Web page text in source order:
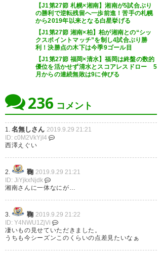
ス #清水エスパルス
https://t.co/9uvCxnqCCU
— 松原ミホ (mihomatsu0704)
2019, 9月 29
言うことなし！ 勝利！勝利！完
勝！ #spulse
— harukanashimizu
(harukanashimizu)2019, 9月
29
エスパルス、勝ったーーーーー
🙌✨しかも、6-0で勝ったーーー
【J1第27節 札幌×湘南】湘南が5試合ぶり
の勝利で逆転残留へ一歩前進！苦手の札幌
から2019年以来となる白星挙げる
【J1第27節 湘南×柏】柏が湘南との“シッ
クスポイントマッチ”を制し4試合ぶり勝
利！決勝点の木下は今季9ゴール目
【J1第27節 福岡×清水】福岡は終盤の数的
優位を活かせず清水とスコアレスドロー 5
月からの連続無敗は9に伸びる
236 コメント
1. 名無しさん 2019.9.29 21:21
ID: c0M2VkYjI4
西澤えぐい
2. 鞠 2019.9.29 21:21
ID: JiYjkxNjdk
湘南さんに一体なにが…
3. 鞠 2019.9.29 21:22
ID: Y4NWU1ZjVi
凄いもの見せていただきました。
うちも今シーズンこのくらいの点差見たいなぁ